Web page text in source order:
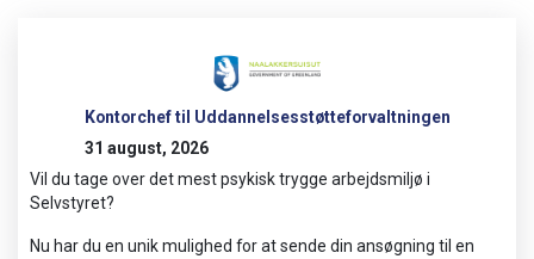
Kontorchef til Uddannelsesstøtteforvaltningen
31 august, 2026
Vil du tage over det mest psykisk trygge arbejdsmiljø i
Selvstyret?
Nu har du en unik mulighed for at sende din ansøgning til en